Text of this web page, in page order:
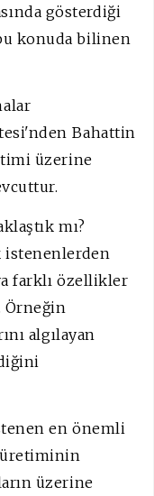
gösterdiği
konuda bilinen
Bahattin
üzerine
mı?
istenenlerden
farklı özellikler
Örneğin
algılayan
en önemli
üretiminin
üzerine